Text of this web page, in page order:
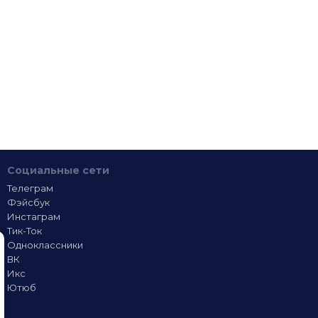
Социальные сети
Телеграм
Фэйсбук
Инстаграм
Тик-Ток
Одноклассники
ВК
Икс
Ютюб